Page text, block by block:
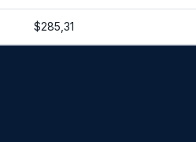
$285,31